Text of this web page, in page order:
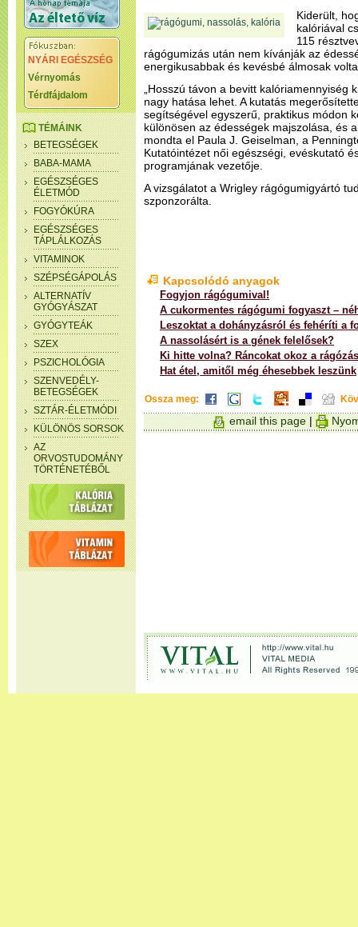
NYÁRI EGÉSZSÉG
Vérnyomás
Térdfájdalom
TÉMÁINK
BETEGSÉGEK
BABA-MAMA
EGÉSZSÉGES
ÉLETMÓD
FOGYÓKÚRA
EGÉSZSÉGES
TÁPLÁLKOZÁS
VITAMINOK
SZÉPSÉGÁPOLÁS
ALTERNATÍV
GYÓGYÁSZAT
GYÓGYTEÁK
SZEX
PSZICHOLÓGIA
SZENVEDÉLY-
BETEGSÉGEK
SZTÁR-ÉLETMÓDI
KÜLÖNÖS SORSOK
AZ
ORVOSTUDOMÁNY
TÖRTÉNETÉBŐL
Kiderült,
kalóriával
115
rágógumizás után nem kívánják az
energikusabbak és kevésbé álmosak
„Hosszú távon a bevitt kalóriamennyiség
nagy hatása lehet. A kutatás
segítségével egyszerű, praktikus módon
különösen az édességek majszolása, és
mondta el Paula J. Geiselman, a
Kutatóintézet női egészségi, evéskutató
programjának vezetője.
A vizsgálatot a Wrigley rágógumigyártó
szponzorálta.
Kapcsolódó anyagok
Fogyjon rágógumival!
A cukormentes rágógumi fogyaszt –
Leszoktat a dohányzásról és fehéríti a
A nassolásért is a gének felelősek?
Ki hitte volna? Ráncokat okoz a rágózás
Hat étel, amitől még éhesebbek leszünk
Ossza meg:
email this page |